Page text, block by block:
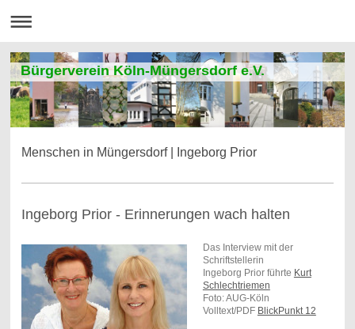
Bürgerverein Köln-Müngersdorf e.V.
Menschen in Müngersdorf | Ingeborg Prior
Ingeborg Prior - Erinnerungen wach halten
Das Interview mit der
Schriftstellerin
Ingeborg Prior führte Kurt
Schlechtriemen
Foto: AUG-Köln
Volltext/PDF BlickPunkt 12